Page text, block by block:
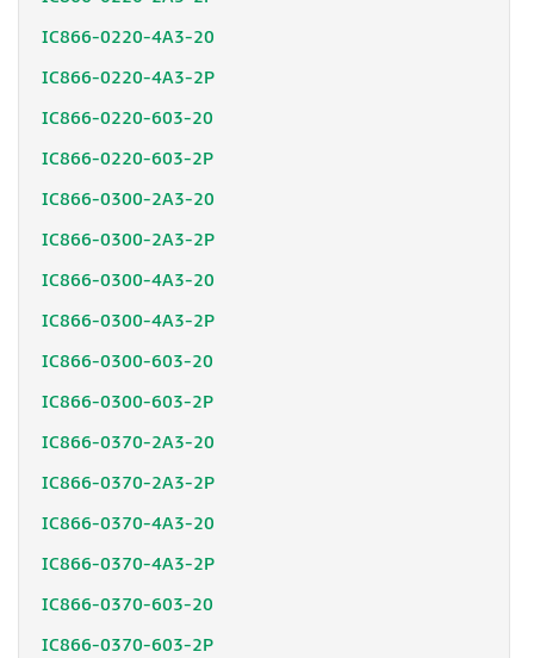
IC866-0220-4A3-20
IC866-0220-4A3-2P
IC866-0220-603-20
IC866-0220-603-2P
IC866-0300-2A3-20
IC866-0300-2A3-2P
IC866-0300-4A3-20
IC866-0300-4A3-2P
IC866-0300-603-20
IC866-0300-603-2P
IC866-0370-2A3-20
IC866-0370-2A3-2P
IC866-0370-4A3-20
IC866-0370-4A3-2P
IC866-0370-603-20
IC866-0370-603-2P